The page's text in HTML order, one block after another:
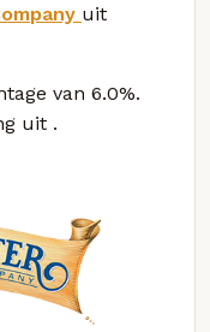
uit
van 6.0%.
uit .